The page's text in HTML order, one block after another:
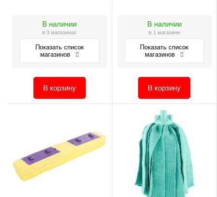
В наличии
в 3 магазинах
Показать список
магазинов
В корзину
В наличии
в 1 магазине
Показать список
магазинов
В корзину